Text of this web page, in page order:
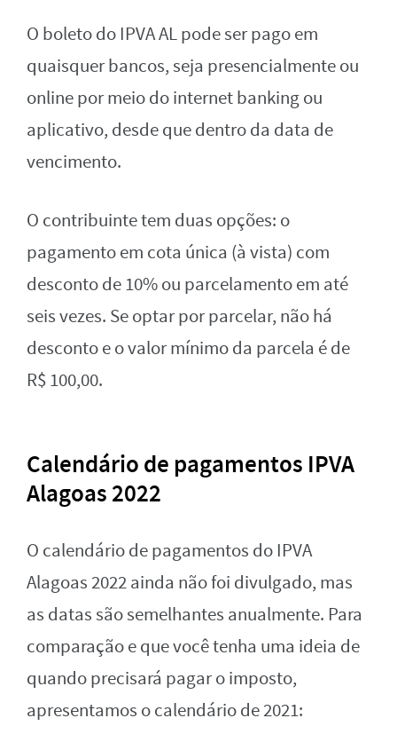
O boleto do IPVA AL pode ser pago em
quaisquer bancos, seja presencialmente ou
online por meio do internet banking ou
aplicativo, desde que dentro da data de
vencimento.
O contribuinte tem duas opções: o
pagamento em cota única (à vista) com
desconto de 10% ou parcelamento em até
seis vezes. Se optar por parcelar, não há
desconto e o valor mínimo da parcela é de
R$ 100,00.
Calendário de pagamentos IPVA
Alagoas 2022
O calendário de pagamentos do IPVA
Alagoas 2022 ainda não foi divulgado, mas
as datas são semelhantes anualmente. Para
comparação e que você tenha uma ideia de
quando precisará pagar o imposto,
apresentamos o calendário de 2021: